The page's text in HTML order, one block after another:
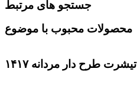
جستجو های مرتبط
محصولات محبوب با موضوع
تیشرت طرح دار مردانه ۱۴۱۷